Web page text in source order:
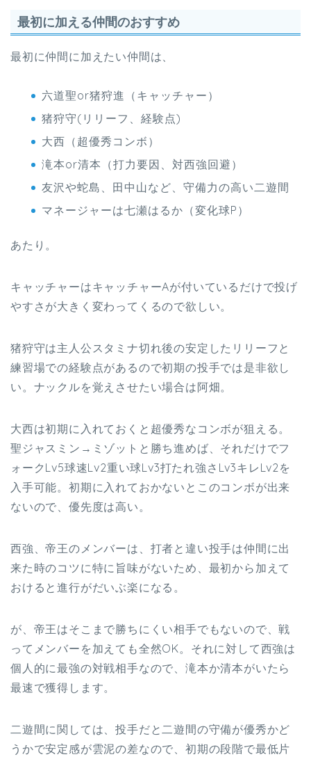
最初に加える仲間のおすすめ
最初に仲間に加えたい仲間は、
六道聖or猪狩進（キャッチャー）
猪狩守(リリーフ、経験点)
大西（超優秀コンボ）
滝本or清本（打力要因、対西強回避）
友沢や蛇島、田中山など、守備力の高い二遊間
マネージャーは七瀬はるか（変化球P）
あたり。
キャッチャーはキャッチャーAが付いているだけで投げ
やすさが大きく変わってくるので欲しい。
猪狩守は主人公スタミナ切れ後の安定したリリーフと
練習場での経験点があるので初期の投手では是非欲し
い。ナックルを覚えさせたい場合は阿畑。
大西は初期に入れておくと超優秀なコンボが狙える。
聖ジャスミン→ミゾットと勝ち進めば、それだけでフ
ォークLv5球速Lv2重い球Lv3打たれ強さLv3キレLv2を
入手可能。初期に入れておかないとこのコンボが出来
ないので、優先度は高い。
西強、帝王のメンバーは、打者と違い投手は仲間に出
来た時のコツに特に旨味がないため、最初から加えて
おけると進行がだいぶ楽になる。
が、帝王はそこまで勝ちにくい相手でもないので、戦
ってメンバーを加えても全然OK。それに対して西強は
個人的に最強の対戦相手なので、滝本か清本がいたら
最速で獲得します。
二遊間に関しては、投手だと二遊間の守備が優秀かど
うかで安定感が雲泥の差なので、初期の段階で最低片